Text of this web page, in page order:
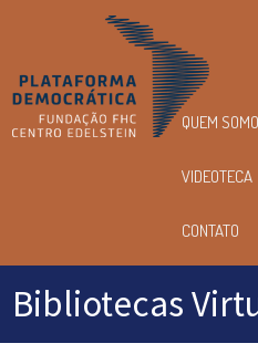
Menu
principal
QUEM
VIDEOTECA
CONTATO
Bibliotecas